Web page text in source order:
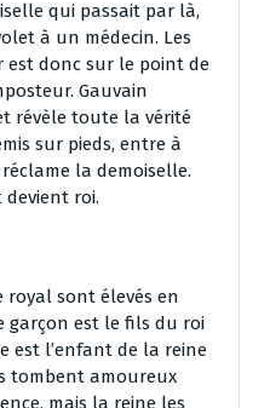
qui passait par là,
à un médecin. Les
donc sur le point de
Gauvain
révèle toute la vérité
sur pieds, entre à
la demoiselle.
roi.
royal sont élevés en
garçon est le fils du roi
est l’enfant de la reine
tombent amoureux
mais la reine les